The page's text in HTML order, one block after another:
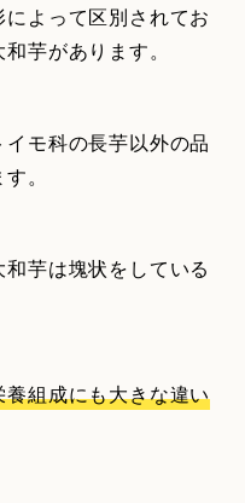
よって区別されてお
芋があります。
モ科の長芋以外の品
。
芋は塊状をしている
組成にも大きな違い